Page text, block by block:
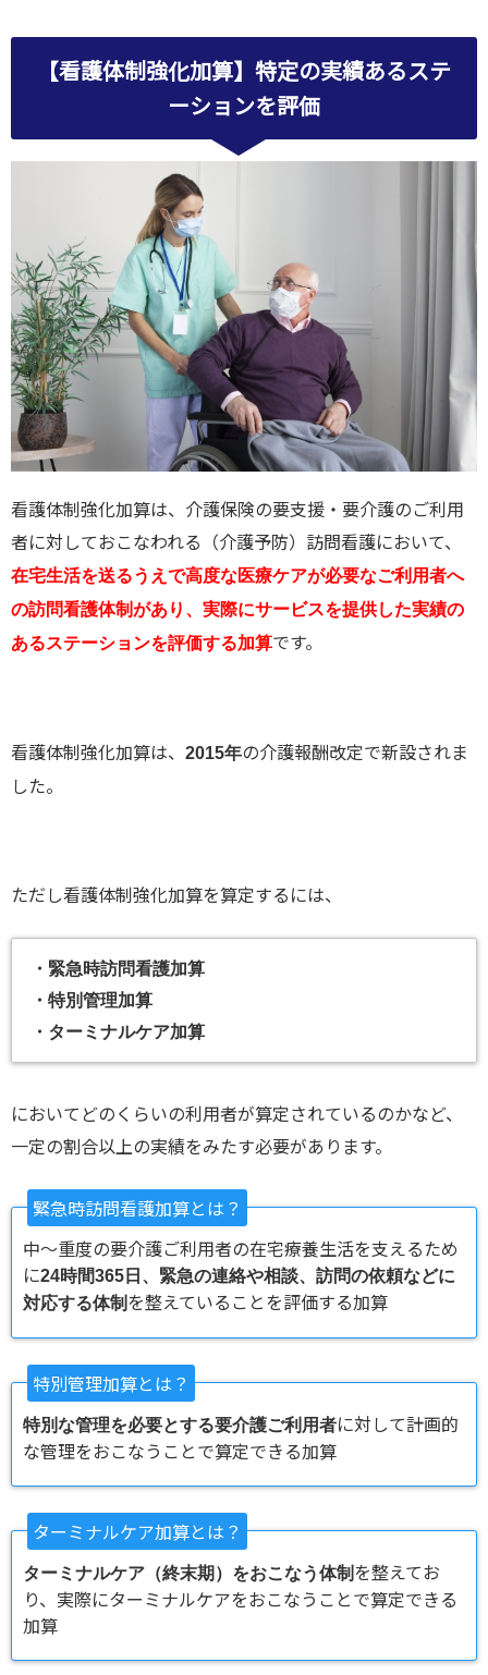
【看護体制強化加算】特定の実績あるステ
ーションを評価
看護体制強化加算は、介護保険の要支援・要介護のご利用
者に対しておこなわれる（介護予防）訪問看護において、
在宅生活を送るうえで高度な医療ケアが必要なご利用者へ
の訪問看護体制があり、実際にサービスを提供した実績の
あるステーションを評価する加算です。
看護体制強化加算は、 2015年の介護報酬改定で新設されま
した。
ただし看護体制強化加算を算定するには、
・緊急時訪問看護加算
・特別管理加算
・ターミナルケア加算
においてどのくらいの利用者が算定されているのかなど、
一定の割合以上の実績をみたす必要があります。
緊急時訪問看護加算とは？
中〜重度の要介護ご利用者の在宅療養生活を支えるため
に24時間365日、緊急の連絡や相談、訪問の依頼などに
対応する体制 を整えていることを評価する加算
特別管理加算とは？
特別な管理を必要とする要介護ご利用者に対して計画的
な管理をおこなうことで算定できる加算
ターミナルケア加算とは？
ターミナルケア（終末期）をおこなう体制 を整えてお
り、実際にターミナルケアをおこなうことで算定できる
加算